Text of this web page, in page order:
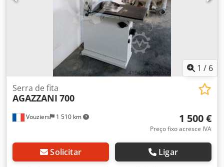
1 / 6
Vouziers 1 510 km
Serra de fita
AGAZZANI 700
1 500 €
Preço fixo acresce IVA
Solicitar Ligar